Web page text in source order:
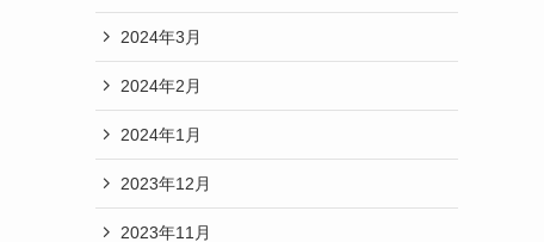
2024年3月
2024年2月
2024年1月
2023年12月
2023年11月